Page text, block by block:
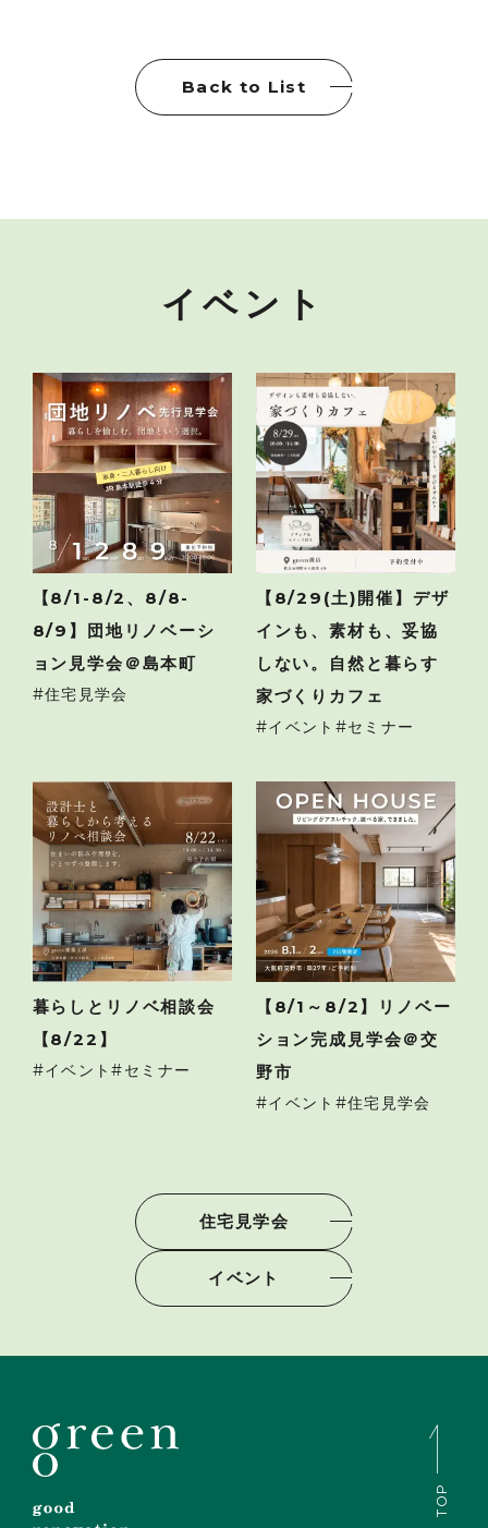
Back to List
イベント
【8/1-8/2、8/8-
8/9】団地リノベーシ
ョン見学会＠島本町
住宅見学会
【8/29(土)開催】デザ
インも、素材も、妥協
しない。自然と暮らす
家づくりカフェ
イベント セミナー
暮らしとリノベ相談会
【8/22】
イベント セミナー
【8/1～8/2】リノベー
ション完成見学会＠交
野市
イベント 住宅見学会
住宅見学会
イベント
TOP